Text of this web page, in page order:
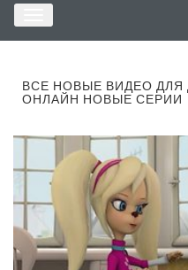
ВСЕ НОВЫЕ ВИДЕО ДЛЯ
ОНЛАЙН НОВЫЕ СЕРИИ